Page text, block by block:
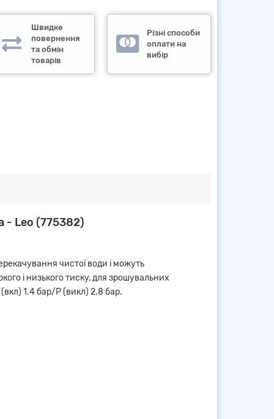
Швидке
повернення
та обмін
товарів
Різні способи
оплати на
вибір
- Leo (775382)
чистої води і можуть
і низького тиску, для зрошувальних
(вкл) 1.4 бар/Р (викл) 2.8 бар.